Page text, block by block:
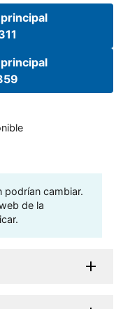
podrían cambiar.
de la